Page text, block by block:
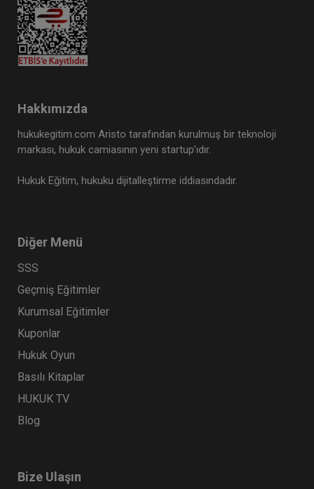
Hakkımızda
hukukegitim.com Aristo tarafından kurulmuş bir teknoloji
markası, hukuk camiasının yeni startup’ıdır.
Hukuk Eğitim, hukuku dijitalleştirme iddiasındadır.
Diğer Menü
SSS
Geçmiş Eğitimler
Kurumsal Eğitimler
Kuponlar
Hukuk Oyun
Basılı Kitaplar
HUKUK TV
Blog
Bize Ulaşın